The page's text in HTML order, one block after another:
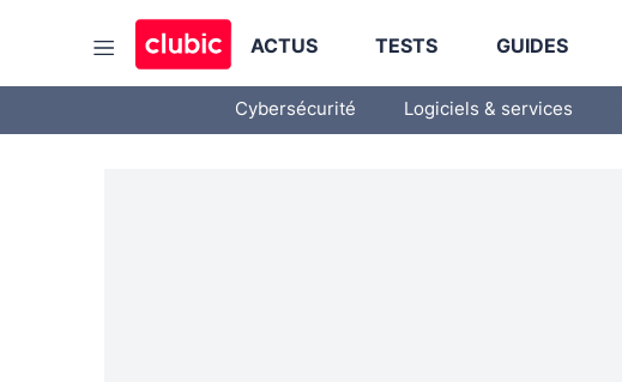
ACTUS TESTS GUIDES
Cybersécurité Logiciels & services